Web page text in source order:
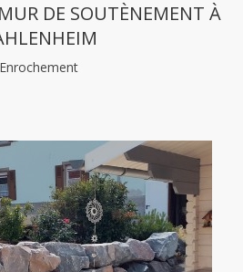
DE SOUTÈNEMENT À
Enrochement